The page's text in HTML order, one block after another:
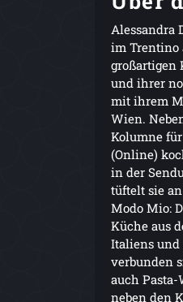
Alessandra
im Trentino
großartigen
und ihrer
mit ihrem
Wien.
Kolumne für
(Online)
in der
tüftelt sie
Modo Mio:
Küche aus
Italiens und
verbunden
auch
neben den